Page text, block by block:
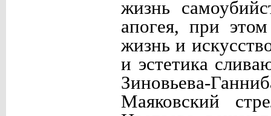
жизнь
апогея, при
жизнь и
и эстетика
Зиновьева-
Маяковский